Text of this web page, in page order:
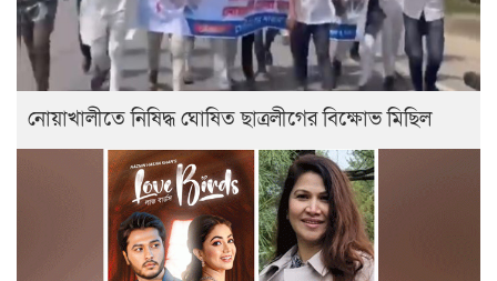
নোয়াখালীতে নিষিদ্ধ ঘোষিত ছাত্রলীগের বিক্ষোভ মিছিল